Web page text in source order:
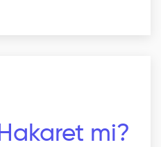
Hakaret mi?